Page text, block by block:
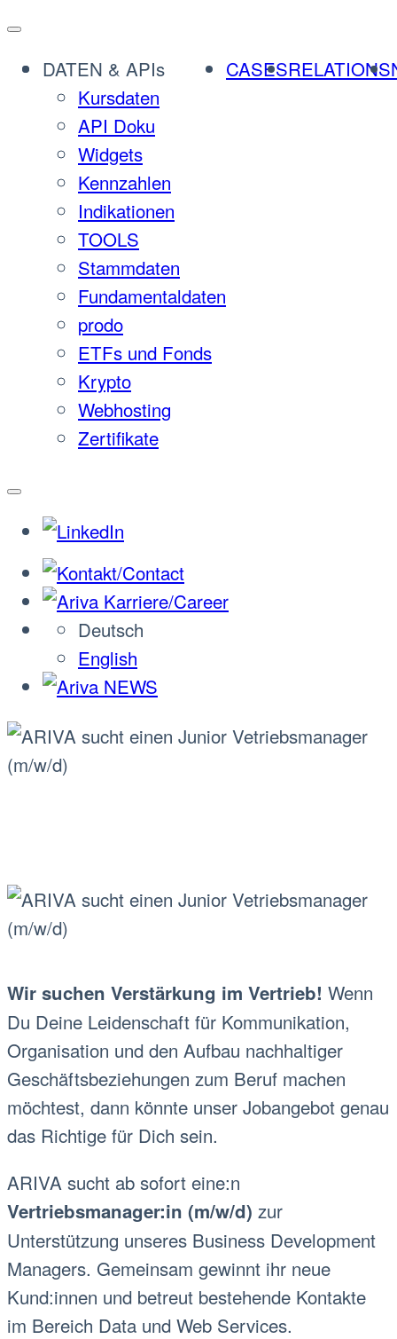
Zum
springen
DATEN & APIs
Kursdaten
API Doku
Widgets
Kennzahlen
Indikationen
TOOLS
Stammdaten
Fundamentaldaten
prodo
ETFs und Fonds
Krypto
Webhosting
Zertifikate
CASESRELATIONS
Deutsch
English
Wir suchen Verstärkung im Vertrieb! Wenn
Du Deine Leidenschaft für Kommunikation,
Organisation und den Aufbau nachhaltiger
Geschäftsbeziehungen zum Beruf machen
möchtest, dann könnte unser Jobangebot genau
das Richtige für Dich sein.
ARIVA sucht ab sofort eine:n
Vertriebsmanager:in (m/w/d) zur
Unterstützung unseres Business Development
Managers. Gemeinsam gewinnt ihr neue
Kund:innen und betreut bestehende Kontakte
im Bereich Data und Web Services.